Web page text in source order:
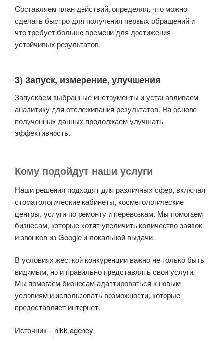
Составляем план действий, определяя, что можно
сделать быстро для получения первых обращений и
что требует больше времени для достижения
устойчивых результатов.
3) Запуск, измерение, улучшения
Запускаем выбранные инструменты и устанавливаем
аналитику для отслеживания результатов. На основе
полученных данных продолжаем улучшать
эффективность.
Кому подойдут наши услуги
Наши решения подходят для различных сфер, включая
стоматологические кабинеты, косметологические
центры, услуги по ремонту и перевозкам. Мы помогаем
бизнесам, которые хотят увеличить количество заявок
и звонков из Google и локальной выдачи.
В условиях жесткой конкуренции важно не только быть
видимым, но и правильно представлять свои услуги.
Мы помогаем бизнесам адаптироваться к новым
условиям и использовать возможности, которые
предоставляет интернет.
Источник –nikk.agency